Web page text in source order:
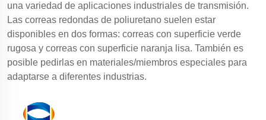
una variedad de aplicaciones industriales de transmisión.
Las correas redondas de poliuretano suelen estar
disponibles en dos formas: correas con superficie verde
rugosa y correas con superficie naranja lisa. También es
posible pedirlas en materiales/miembros especiales para
adaptarse a diferentes industrias.